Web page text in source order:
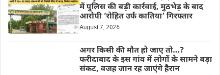
में पुलिस की बड़ी कार्रवाई, मुठभेड़ के बाद
आरोपी ‘रोहित उर्फ कातिया’ गिरफ्तार
August 7, 2026
अगर किसी की मौत हो जाए तो…?
फरीदाबाद के इस गांव में लोगों के सामने बड़ा
संकट, वजह जान रह जाएंगे हैरान